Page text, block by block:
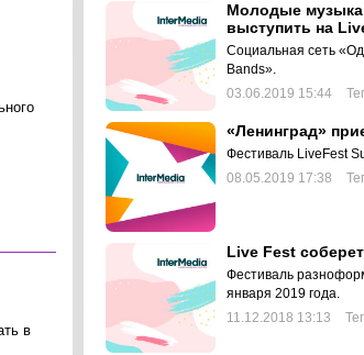
Молодые
выступить на
Социальная сеть
Bands».
03.06.2019 15:44
«Ленинград»
Фестиваль LiveFest
08.05.2019 17:38
Live Fest
Фестиваль
января 2019 года.
11.12.2018 13:13
в